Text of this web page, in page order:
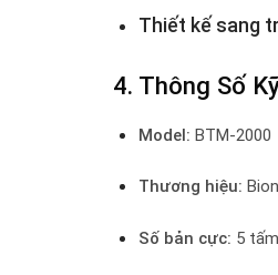
Thiết kế sang
4. Thông Số
Model: BTM-2000
Thương hiệu:
Số bản cực: 5